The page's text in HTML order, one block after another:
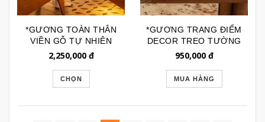
*GƯƠNG TOÀN THÂN
VIỀN GỖ TỰ NHIÊN
DÁNG CỬA SỔ HÉ
2,250,000đ
CHỌN
*GƯƠNG TRANG ĐIỂM
DECOR TREO TƯỜNG
VINTAGE ĐỒNG
950,000đ
MUA HÀNG